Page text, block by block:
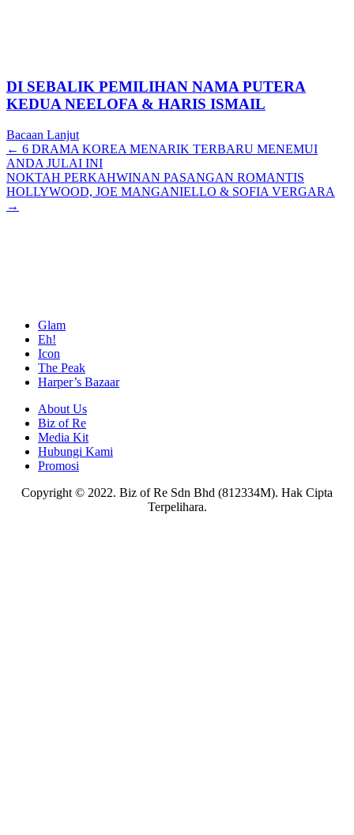
DI SEBALIK PEMILIHAN NAMA PUTERA
KEDUA NEELOFA & HARIS ISMAIL
Bacaan Lanjut
Posts
navigation
← 6 DRAMA KOREA MENARIK TERBARU MENEMUI
ANDA JULAI INI
NOKTAH PERKAHWINAN PASANGAN ROMANTIS
HOLLYWOOD, JOE MANGANIELLO & SOFIA VERGARA
→
Glam
Eh!
Icon
The Peak
Harper’s Bazaar
About Us
Biz of Re
Media Kit
Hubungi Kami
Promosi
Copyright © 2022. Biz of Re Sdn Bhd (812334M). Hak Cipta
Terpelihara.